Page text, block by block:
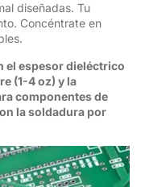
diseñadas. Tu
Concéntrate en
el espesor dieléctrico
(1-4 oz) y la
componentes de
la soldadura por